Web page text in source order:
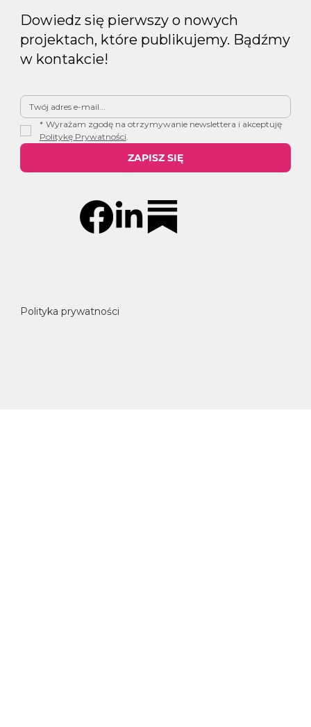
Polityka prywatności
Dowiedz się pierwszy o nowych
projektach, które publikujemy. Bądźmy
w kontakcie!
*
Wyrażam zgodę na otrzymywanie newslettera i akceptuję
Politykę Prywatności.
ZAPISZ SIĘ